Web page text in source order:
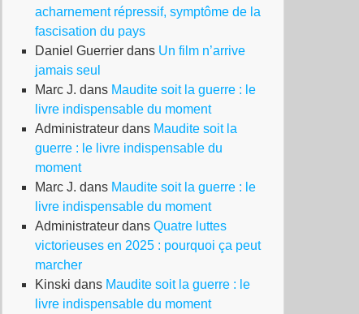
acharnement répressif, symptôme de la
fascisation du pays
Daniel Guerrier dans Un film n’arrive
jamais seul
Marc J. dans Maudite soit la guerre : le
livre indispensable du moment
Administrateur dans Maudite soit la
guerre : le livre indispensable du
moment
Marc J. dans Maudite soit la guerre : le
livre indispensable du moment
Administrateur dans Quatre luttes
victorieuses en 2025 : pourquoi ça peut
marcher
Kinski dans Maudite soit la guerre : le
livre indispensable du moment